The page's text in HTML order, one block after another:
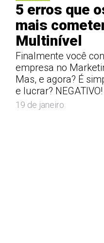
5 erros que
mais
Multinível
Finalmente você
empresa no
Mas, e agora? É
e lucrar? NEGATIVO!
19 de janeiro